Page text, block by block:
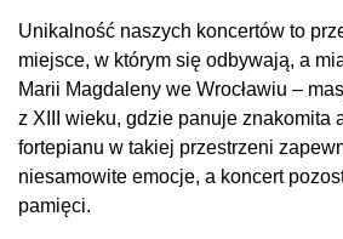
Unikalność naszych koncertów to
miejsce, w którym się odbywają, a
Marii Magdaleny we Wrocławiu –
z XIII wieku, gdzie panuje znakomita
fortepianu w takiej przestrzeni
niesamowite emocje, a koncert
pamięci.